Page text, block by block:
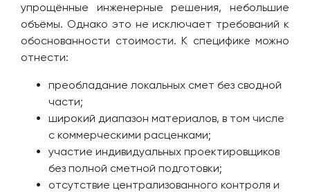
упрощённые инженерные решения, небольшие
объёмы. Однако это не исключает требований к
обоснованности стоимости. К специфике можно
отнести:
преобладание локальных смет без сводной
части;
широкий диапазон материалов, в том числе
с коммерческими расценками;
участие индивидуальных проектировщиков
без полной сметной подготовки;
отсутствие централизованного контроля и